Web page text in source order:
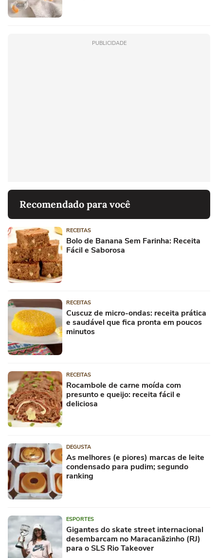
PUBLICIDADE
Recomendado para você
RECEITAS
Bolo de Banana Sem Farinha: Receita
Fácil e Saborosa
RECEITAS
Cuscuz de micro-ondas: receita prática
e saudável que fica pronta em poucos
minutos
RECEITAS
Rocambole de carne moída com
presunto e queijo: receita fácil e
deliciosa
DEGUSTA
As melhores (e piores) marcas de leite
condensado para pudim; segundo
ranking
ESPORTES
Gigantes do skate street internacional
desembarcam no Maracanãzinho (RJ)
para o SLS Rio Takeover